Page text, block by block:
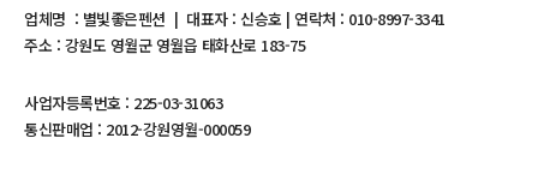
업체명 : 별빛좋은펜션 | 대표자 : 신승호 | 연락처 : 010-8997-3341
주소 : 강원도 영월군 영월읍 태화산로 183-75
사업자등록번호 : 225-03-31063
통신판매업 : 2012-강원영월-000059